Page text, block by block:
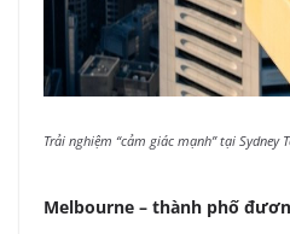
Trải nghiệm “cảm giác mạnh” tại Sydney
Melbourne – thành phố